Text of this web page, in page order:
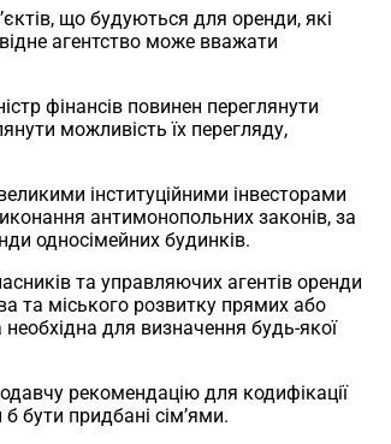
що будуються для оренди, які
агентство може вважати
фінансів повинен переглянути
можливість їх перегляду,
інституційними інвесторами
антимонопольних законів, за
односімейних будинків.
та управляючих агентів оренди
та міського розвитку прямих або
для визначення будь-якої
рекомендацію для кодифікації
бути придбані сім’ями.